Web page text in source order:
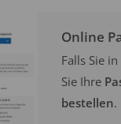
Online
Falls Sie
Sie Ihre
bestellen.